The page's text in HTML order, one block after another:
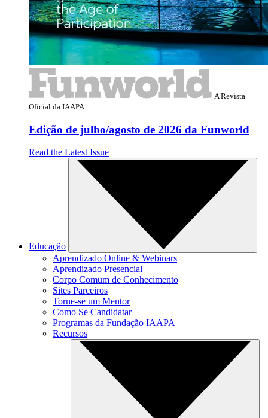
A Revista
Oficial da IAAPA
Edição de julho/agosto de 2026 da Funworld
Read the Latest Issue
Educação
Aprendizado Online & Webinars
Aprendizado Presencial
Corpo Comum de Conhecimento
Sites Parceiros
Torne-se um Mentor
Como Se Candidatar
Programas da Fundação IAAPA
Recursos